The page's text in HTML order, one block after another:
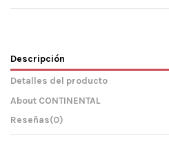
Descripción
Detalles del producto
About CONTINENTAL
Reseñas(0)